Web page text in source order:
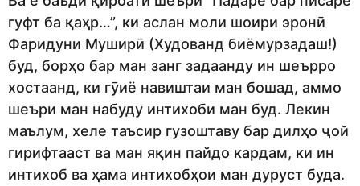
гуфт ба қаҳр…”, ки аслан моли шоири эронӣ
Фаридуни Муширӣ (Худованд биёмурзадаш!)
буд, борҳо бар ман занг задаанду ин шеърро
хостаанд, ки гӯиё навиштаи ман бошад, аммо
шеъри ман набуду интихоби ман буд. Лекин
маълум, хеле таъсир гузоштаву бар дилҳо ҷой
гирифтааст ва ман яқин пайдо кардам, ки ин
интихоб ва ҳама интихобҳои ман дуруст буда.